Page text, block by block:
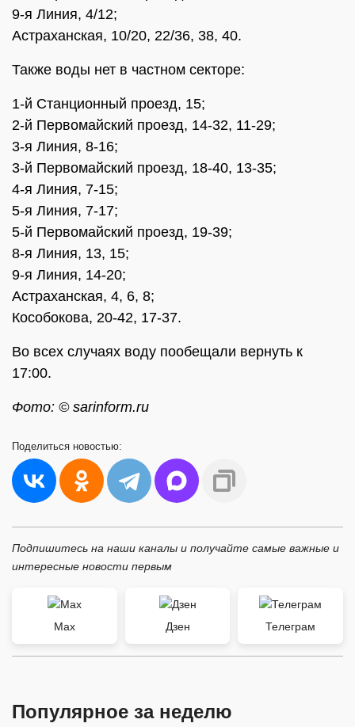
9-я Линия, 4/12;
Астраханская, 10/20, 22/36, 38, 40.
Также воды нет в частном секторе:
1-й Станционный проезд, 15;
2-й Первомайский проезд, 14-32, 11-29;
3-я Линия, 8-16;
3-й Первомайский проезд, 18-40, 13-35;
4-я Линия, 7-15;
5-я Линия, 7-17;
5-й Первомайский проезд, 19-39;
8-я Линия, 13, 15;
9-я Линия, 14-20;
Астраханская, 4, 6, 8;
Кособокова, 20-42, 17-37.
Во всех случаях воду пообещали вернуть к
17:00.
Фото: © sarinform.ru
Поделиться новостью:
Подпишитесь на наши каналы и получайте самые важные и
интересные новости первым
Max Дзен Телеграм
Популярное за неделю